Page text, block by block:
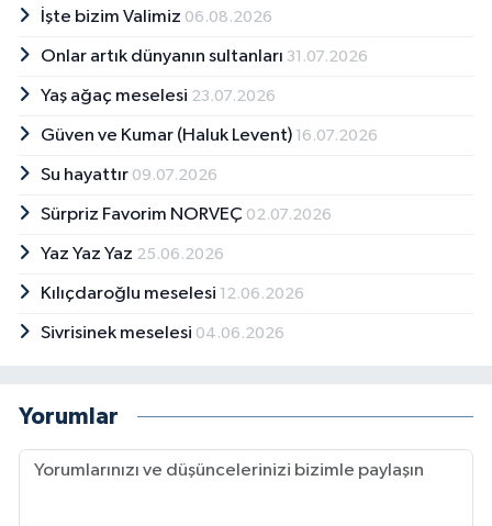
İşte bizim Valimiz 06.08.2026
Onlar artık dünyanın sultanları 31.07.2026
Yaş ağaç meselesi 23.07.2026
Güven ve Kumar (Haluk Levent) 16.07.2026
Su hayattır 09.07.2026
Sürpriz Favorim NORVEÇ 02.07.2026
Yaz Yaz Yaz 25.06.2026
Kılıçdaroğlu meselesi 12.06.2026
Sivrisinek meselesi 04.06.2026
Yorumlar